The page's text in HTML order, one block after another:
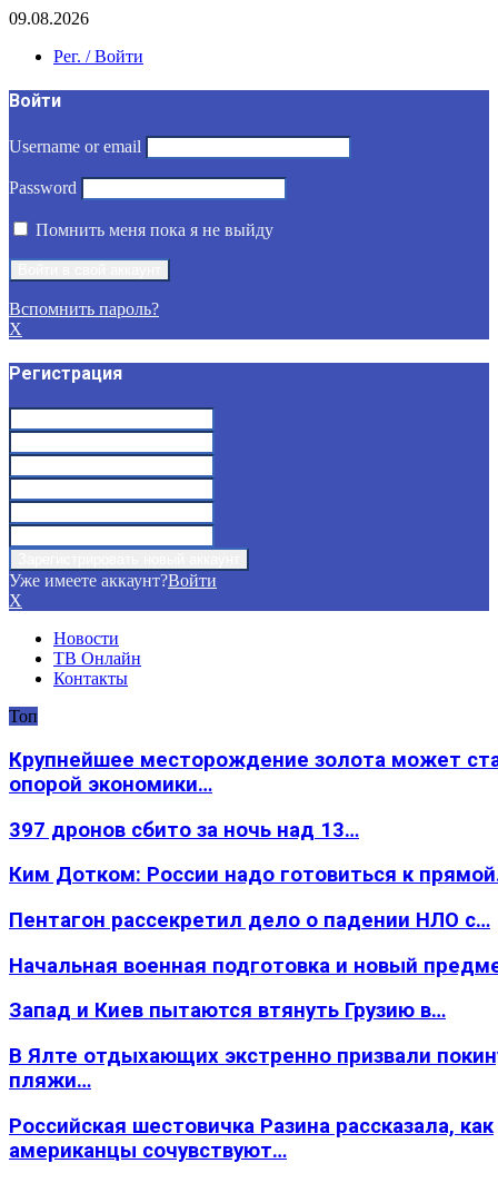
09.08.2026
Рег. / Войти
Войти
Username or email
Password
Помнить меня пока я не выйду
Вспомнить пароль?
X
Регистрация
Уже имеете аккаунт?Войти
X
Новости
ТВ Онлайн
Контакты
Топ
Крупнейшее месторождение золота может
опорой экономики…
397 дронов сбито за ночь над 13…
Ким Дотком: России надо готовиться к
Пентагон рассекретил дело о падении НЛО с…
Начальная военная подготовка и новый
Запад и Киев пытаются втянуть Грузию в…
В Ялте отдыхающих экстренно призвали
пляжи…
Российская шестовичка Разина рассказала, как
американцы сочувствуют…